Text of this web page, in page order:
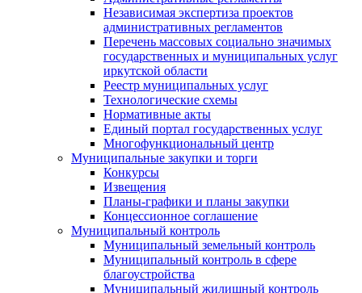
Независимая экспертиза проектов
административных регламентов
Перечень массовых социально значимых
государственных и муниципальных услуг
иркутской области
Реестр муниципальных услуг
Технологические схемы
Нормативные акты
Единый портал государственных услуг
Многофункциональный центр
Муниципальные закупки и торги
Конкурсы
Извещения
Планы-графики и планы закупки
Концессионное соглашение
Муниципальный контроль
Муниципальный земельный контроль
Муниципальный контроль в сфере
благоустройства
Муниципальный жилищный контроль